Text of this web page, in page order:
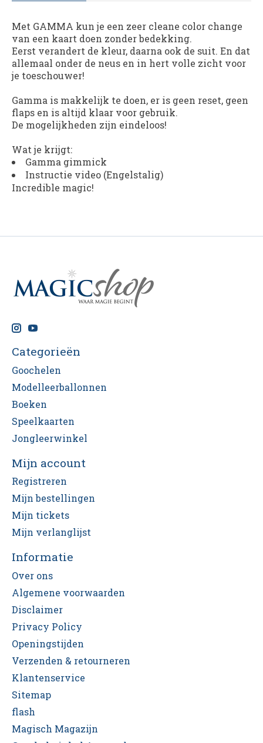
Met GAMMA kun je een zeer cleane color change
van een kaart doen zonder bedekking.
Eerst verandert de kleur, daarna ook de suit. En dat
allemaal onder de neus en in hert volle zicht voor
je toeschouwer!
Gamma is makkelijk te doen, er is geen reset, geen
flaps en is altijd klaar voor gebruik.
De mogelijkheden zijn eindeloos!
Wat je krijgt:
Gamma gimmick
Instructie video (Engelstalig)
Incredible magic!
Categorieën
Goochelen
Modelleerballonnen
Boeken
Speelkaarten
Jongleerwinkel
Mijn account
Registreren
Mijn bestellingen
Mijn tickets
Mijn verlanglijst
Informatie
Over ons
Algemene voorwaarden
Disclaimer
Privacy Policy
Openingstijden
Verzenden & retourneren
Klantenservice
Sitemap
flash
Magisch Magazijn